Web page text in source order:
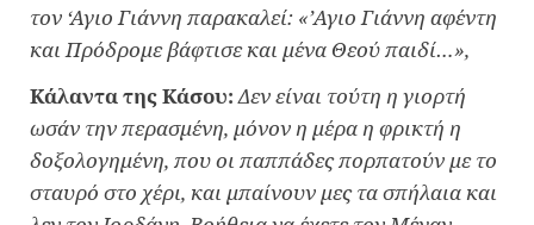
τον ‘Αγιο Γιάννη παρακαλεί: «’Αγιο Γιάννη αφέντη
και Πρόδρομε βάφτισε και μένα Θεού παιδί…»,
Κάλαντα της Κάσου:Δεν είναι τούτη η γιορτή
ωσάν την περασμένη, μόνον η μέρα η φρικτή η
δοξολογημένη, που οι παππάδες πορπατούν με το
σταυρό στο χέρι, και μπαίνουν μες τα σπήλαια και